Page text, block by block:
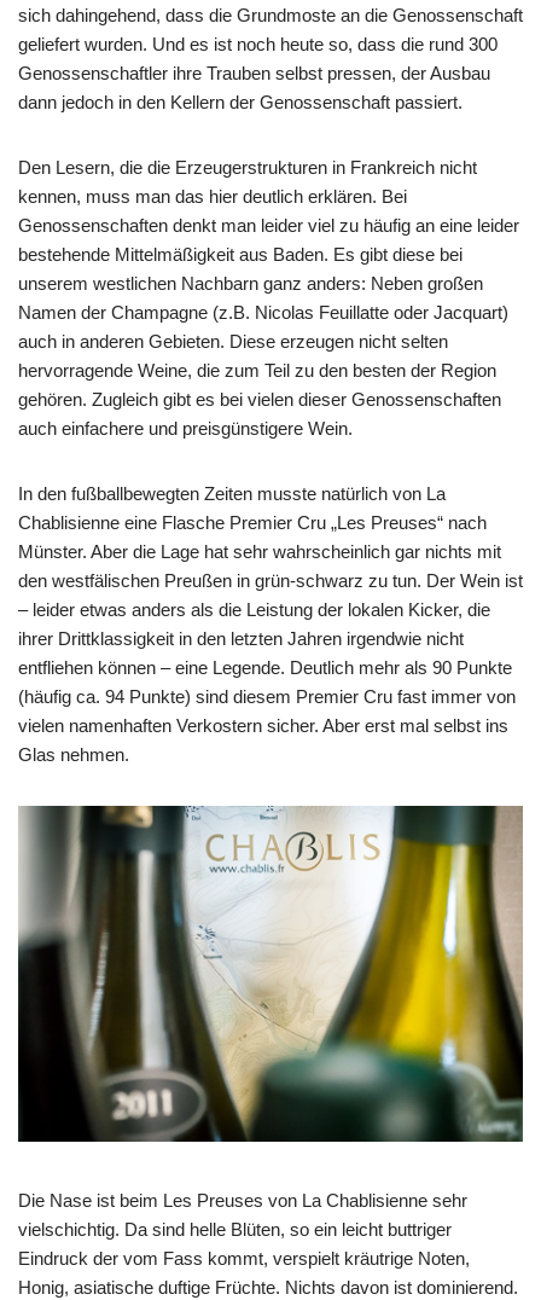
sich dahingehend, dass die Grundmoste an die Genossenschaft
geliefert wurden. Und es ist noch heute so, dass die rund 300
Genossenschaftler ihre Trauben selbst pressen, der Ausbau
dann jedoch in den Kellern der Genossenschaft passiert.
Den Lesern, die die Erzeugerstrukturen in Frankreich nicht
kennen, muss man das hier deutlich erklären. Bei
Genossenschaften denkt man leider viel zu häufig an eine leider
bestehende Mittelmäßigkeit aus Baden. Es gibt diese bei
unserem westlichen Nachbarn ganz anders: Neben großen
Namen der Champagne (z.B. Nicolas Feuillatte oder Jacquart)
auch in anderen Gebieten. Diese erzeugen nicht selten
hervorragende Weine, die zum Teil zu den besten der Region
gehören. Zugleich gibt es bei vielen dieser Genossenschaften
auch einfachere und preisgünstigere Wein.
In den fußballbewegten Zeiten musste natürlich von La
Chablisienne eine Flasche Premier Cru „Les Preuses“ nach
Münster. Aber die Lage hat sehr wahrscheinlich gar nichts mit
den westfälischen Preußen in grün-schwarz zu tun. Der Wein ist
– leider etwas anders als die Leistung der lokalen Kicker, die
ihrer Drittklassigkeit in den letzten Jahren irgendwie nicht
entfliehen können – eine Legende. Deutlich mehr als 90 Punkte
(häufig ca. 94 Punkte) sind diesem Premier Cru fast immer von
vielen namenhaften Verkostern sicher. Aber erst mal selbst ins
Glas nehmen.
Die Nase ist beim Les Preuses von La Chablisienne sehr
vielschichtig. Da sind helle Blüten, so ein leicht buttriger
Eindruck der vom Fass kommt, verspielt kräutrige Noten,
Honig, asiatische duftige Früchte. Nichts davon ist dominierend.